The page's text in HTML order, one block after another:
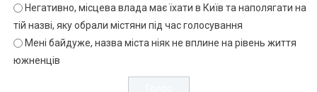
Негативно, місцева влада має їхати в Київ та наполягати на
тій назві, яку обрали містяни під час голосування
Мені байдуже, назва міста ніяк не вплине на рівень життя
южненців